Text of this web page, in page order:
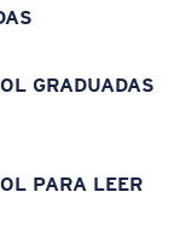
GRADUADAS
PARA LEER